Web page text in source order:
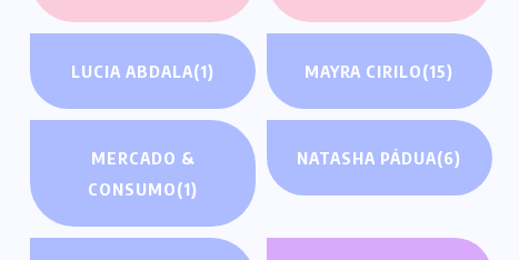
LUCIA ABDALA(1) MAYRA CIRILO(15)
MERCADO &
CONSUMO(1)
NATASHA PÁDUA(6)